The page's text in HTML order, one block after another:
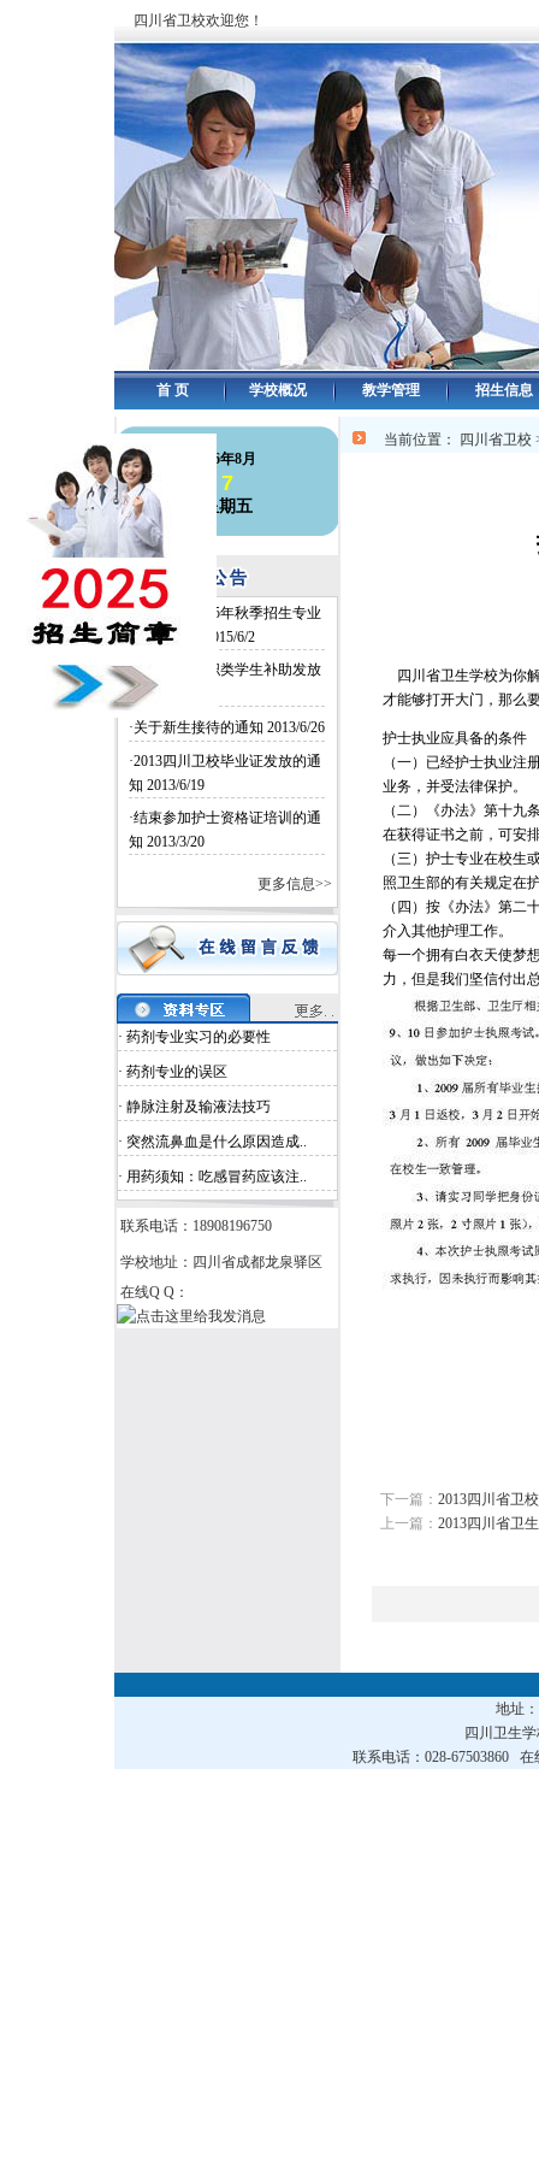
四川省卫校欢迎您！
首 页 学校概况 教学管理 招生信息
126年8月
7
星期五
·四川卫校2015年秋季招生专业
和名额确定
2015/6/2
·四川卫校中职类学生补助发放
2014/6/26
·关于新生接待的通知 2013/6/26
·2013四川卫校毕业证发放的通
知 2013/6/19
·结束参加护士资格证培训的通
知 2013/3/20
更多信息>>
· 药剂专业实习的必要性
· 药剂专业的误区
· 静脉注射及输液法技巧
· 突然流鼻血是什么原因造成..
· 用药须知：吃感冒药应该注..
联系电话：18908196750
学校地址：四川省成都龙泉驿区
在线Q Q：
当前位置： 四川省卫校
四川省卫生学校为你
才能够打开大门，那么
护士执业应具备的条件
（一）已经护士执业注
业务，并受法律保护。
（二）《办法》第十九
在获得证书之前，可安
（三）护士专业在校生
照卫生部的有关规定在
（四）按《办法》第二
介入其他护理工作。
每一个拥有白衣天使梦
力，但是我们坚信付出
下一篇： 2013四川省卫
上一篇： 2013四川省卫
地址
四川卫生
联系电话：028-67503860